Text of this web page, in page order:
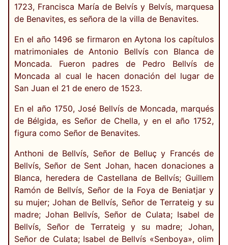
1723, Francisca María de Belvís y Belvís, marquesa
de Benavites, es señora de la villa de Benavites.
En el año 1496 se firmaron en Aytona los capítulos
matrimoniales de Antonio Bellvís con Blanca de
Moncada. Fueron padres de Pedro Bellvís de
Moncada al cual le hacen donación del lugar de
San Juan el 21 de enero de 1523.
En el año 1750, José Bellvís de Moncada, marqués
de Bélgida, es Señor de Chella, y en el año 1752,
figura como Señor de Benavites.
Anthoni de Bellvís, Señor de Belluç y Francés de
Bellvís, Señor de Sent Johan, hacen donaciones a
Blanca, heredera de Castellana de Bellvís; Guillem
Ramón de Bellvís, Señor de la Foya de Beniatjar y
su mujer; Johan de Bellvís, Señor de Terrateig y su
madre; Johan Bellvís, Señor de Culata; Isabel de
Bellvís, Señor de Terrateig y su madre; Johan,
Señor de Culata; Isabel de Bellvís «Senboya», olim